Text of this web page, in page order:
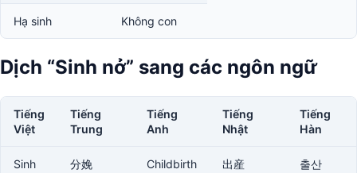
Hạ sinh Không con
Dịch “Sinh nở” sang các ngôn ngữ
Tiếng
Việt
Tiếng
Trung
Tiếng
Anh
Tiếng
Nhật
Tiếng
Hàn
Sinh
分娩
Childbirth
出産
출산